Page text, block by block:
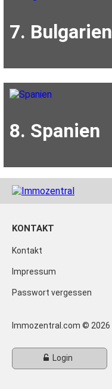
7. Bulgarien
8. Spanien
KONTAKT
Kontakt
Impressum
Passwort vergessen
Immozentral.com © 2026
Login